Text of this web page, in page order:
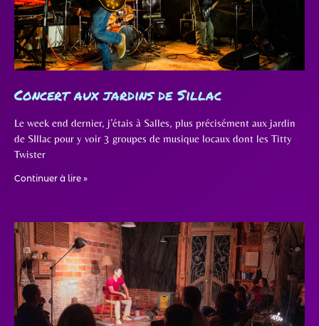
Concert aux jardins de Sillac
Le week end dernier, j’étais à Salles, plus précisément aux jardin
de SIllac pour y voir 3 groupes de musique locaux dont les Titty
Twister
Continuer à lire »